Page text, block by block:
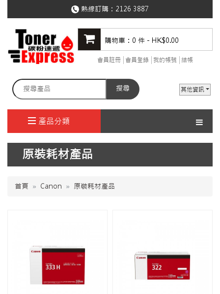
熱線訂購： 2126 3887
購物車：0 件 - HK$0.00
會員註冊 會員登錄 我的帳號 結帳
搜尋 其他資訊
產品分類
原裝耗材產品
首頁 Canon 原裝耗材產品